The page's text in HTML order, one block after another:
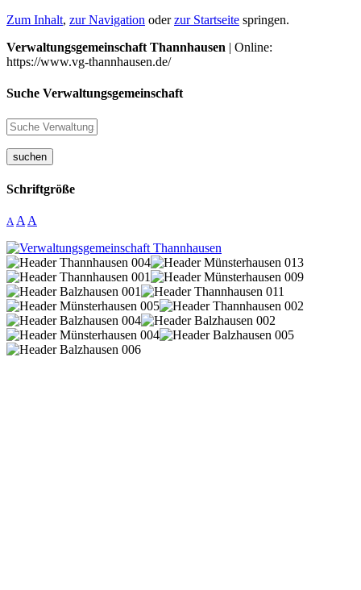
Zum Inhalt, zur Navigation oderzur Startseite springen.
Verwaltungsgemeinschaft Thannhausen | Online:
https://www.vg-thannhausen.de/
Suche Verwaltungsgemeinschaft
suchen
Schriftgröße
A A A